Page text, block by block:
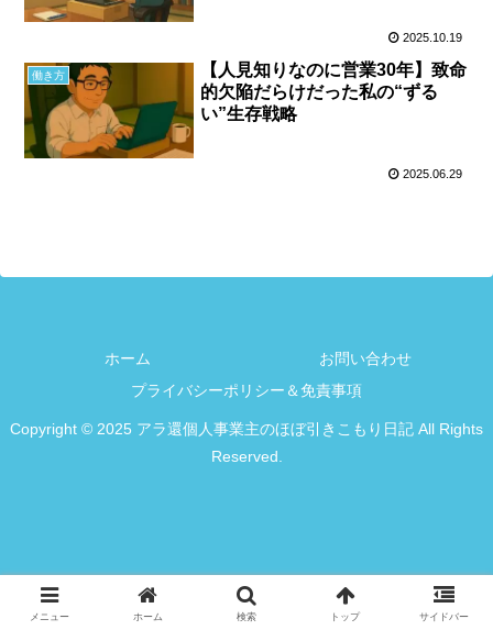
2025.10.19
働き方
【人見知りなのに営業30年】致命
的欠陥だらけだった私の“ずる
い”生存戦略
2025.06.29
ホーム
お問い合わせ
プライバシーポリシー＆免責事項
Copyright © 2025 アラ還個人事業主のほぼ引きこもり日記 All Rights
Reserved.
メニュー ホーム 検索 トップ サイドバー